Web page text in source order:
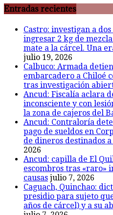
Entradas recientes
Castro: investigan a
ingresar 2 kg de
mate a la cárcel. Una
julio 19, 2026
Calbuco: Armada
embarcadero a Chiloé
tras investigación
Ancud: Fiscalía aclara
inconsciente y con
la zona de cajeros del
Ancud: Contraloría
pago de sueldos en
de dineros destinados
2026
Ancud: capilla de El
escombros tras «raro»
causas julio 7, 2026
Caguach, Quinchao:
presidio para sujeto
años de cárcel) y a su